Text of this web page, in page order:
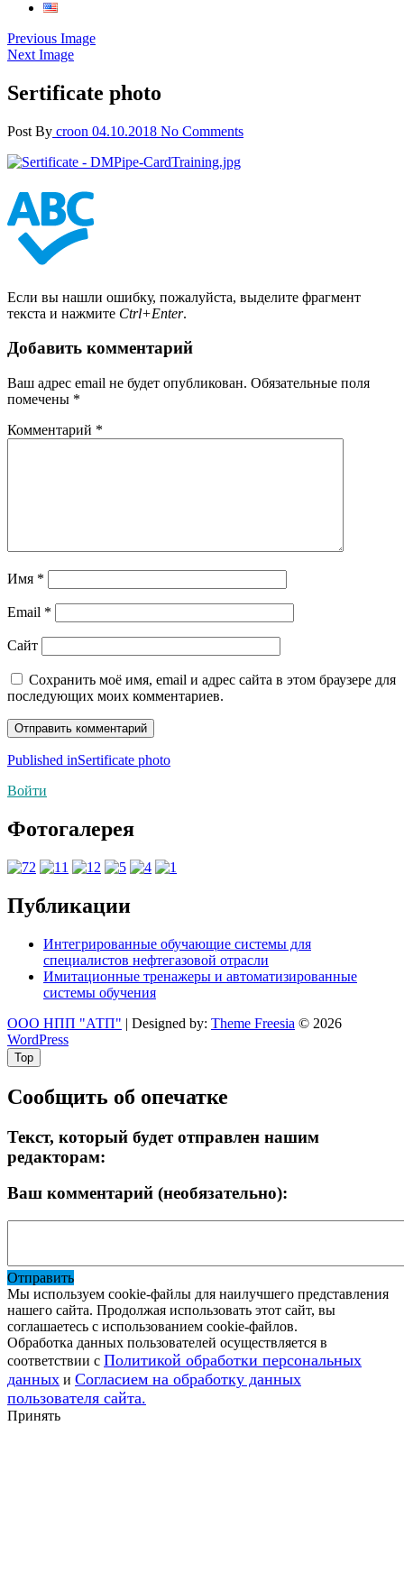
Previous Image
Next Image
Sertificate photo
Post By croon 04.10.2018 No Comments
Если вы нашли ошибку, пожалуйста, выделите фрагмент
текста и нажмите Ctrl+Enter.
Добавить комментарий
Ваш адрес email не будет опубликован. Обязательные поля
помечены *
Комментарий *
Имя *
Email *
Сайт
Сохранить моё имя, email и адрес сайта в этом браузере для
последующих моих комментариев.
Навигация
по
Published inSertificate photo
Войти
Фотогалерея
Публикации
Интегрированные обучающие системы для
специалистов нефтегазовой отрасли
Имитационные тренажеры и автоматизированные
системы обучения
ООО НПП "АТП" | Designed by: Theme Freesia © 2026
WordPress
Top
Сообщить об опечатке
Текст, который будет отправлен нашим
редакторам:
Ваш комментарий (необязательно):
Отправить
Мы используем cookie-файлы для наилучшего представления
нашего сайта. Продолжая использовать этот сайт, вы
соглашаетесь с использованием cookie-файлов.
Обработка данных пользователей осуществляется в
соответствии с Политикой обработки персональных
данных и Согласием на обработку данных
пользователя сайта.
Принять